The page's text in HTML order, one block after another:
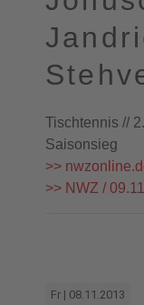
Tischtennis //
Saisonsieg
>>
>> NWZ /
Fr | 08.11.2013